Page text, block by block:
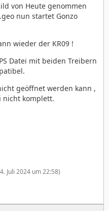
von Heute genommen
nun startet Gonzo
wieder der KR09 !
Datei mit beiden Treibern
geöffnet werden kann ,
nicht komplett.
Juli 2024 um 22:58)